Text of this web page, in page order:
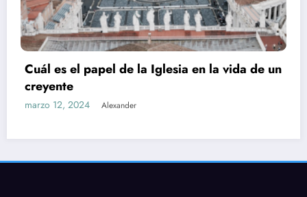
Cuál es el papel de la Iglesia en la vida de un
creyente
marzo 12, 2024 Alexander